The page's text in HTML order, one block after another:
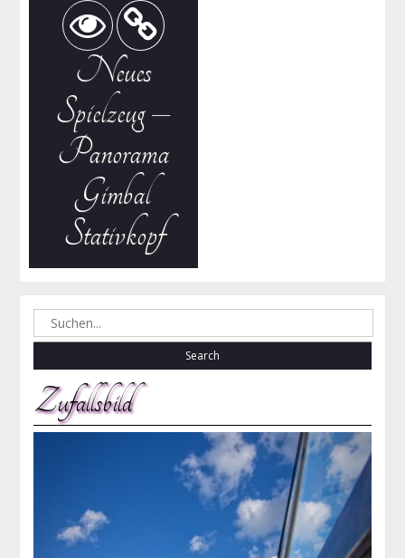
Neues
Spielzeug –
Panorama
Gimbal
Stativkopf
Search
for:
Zufallsbild